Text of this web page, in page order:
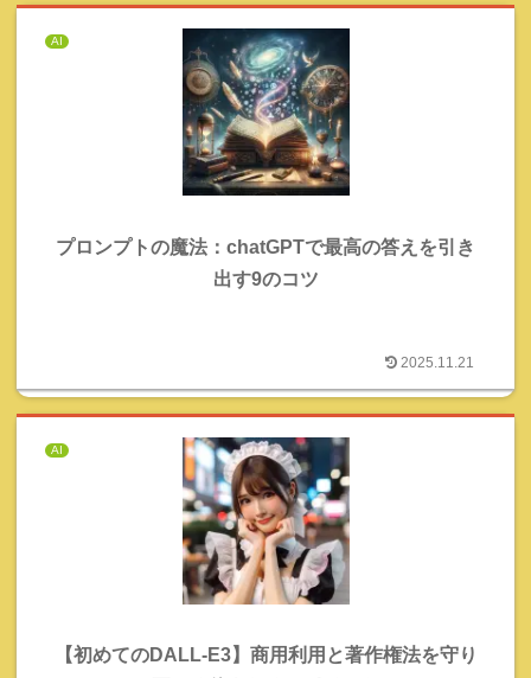
AI
プロンプトの魔法：chatGPTで最高の答えを引き
出す9のコツ
2025.11.21
AI
【初めてのDALL-E3】商用利用と著作権法を守り